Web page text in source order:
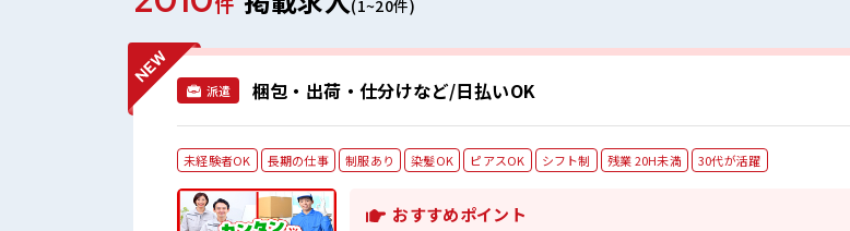
(1~20件)
派遣 梱包・出荷・仕分けなど/日払いOK
未経験者OK 長期の仕事 制服あり 染髪OK ピアスOK シフト制 残業 20H未満 30代が活躍
おすすめポイント